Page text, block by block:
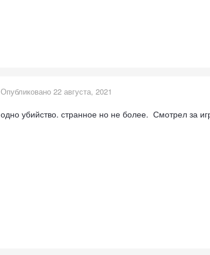
Опубликовано 22 августа, 2021
одно убийство. странное но не более. Смотрел за